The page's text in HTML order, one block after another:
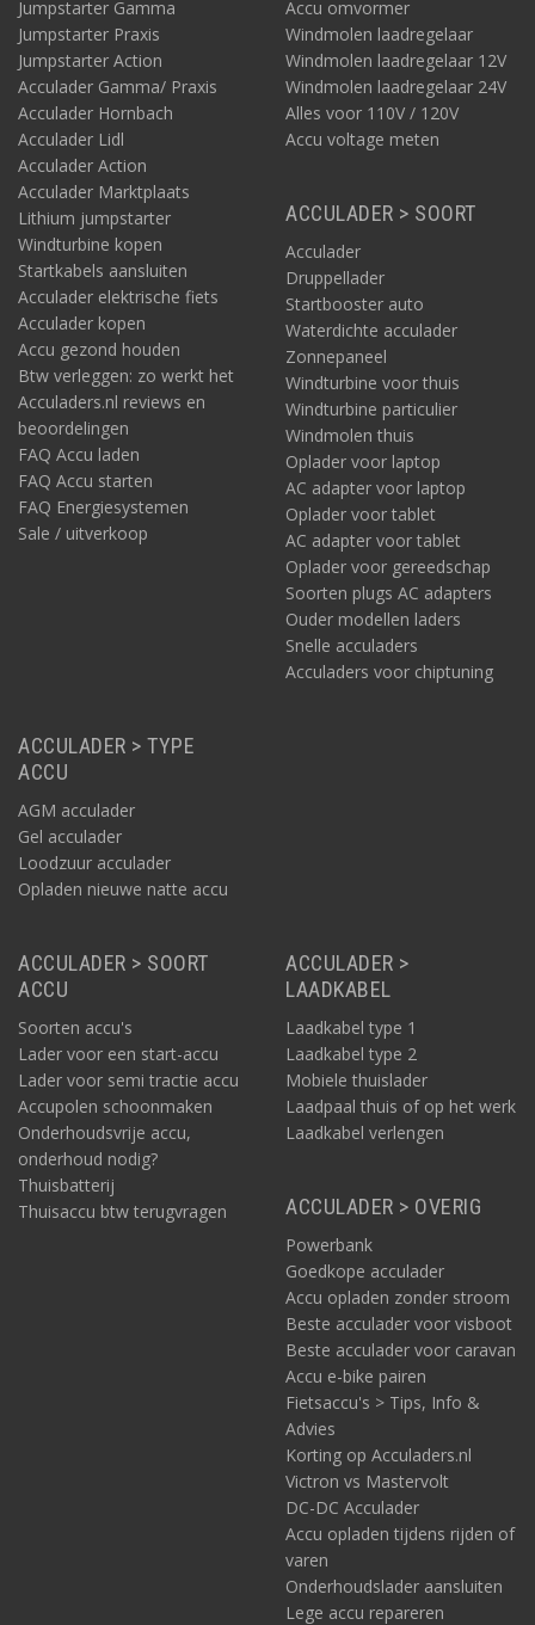
Jumpstarter Gamma
Jumpstarter Praxis
Jumpstarter Action
Acculader Gamma/ Praxis
Acculader Hornbach
Acculader Lidl
Acculader Action
Acculader Marktplaats
Lithium jumpstarter
Windturbine kopen
Startkabels aansluiten
Acculader elektrische fiets
Acculader kopen
Accu gezond houden
Btw verleggen: zo werkt het
Acculaders.nl reviews en
beoordelingen
FAQ Accu laden
FAQ Accu starten
FAQ Energiesystemen
Sale / uitverkoop
Accu omvormer
Windmolen laadregelaar
Windmolen laadregelaar 12V
Windmolen laadregelaar 24V
Alles voor 110V / 120V
Accu voltage meten
ACCULADER > SOORT
Acculader
Druppellader
Startbooster auto
Waterdichte acculader
Zonnepaneel
Windturbine voor thuis
Windturbine particulier
Windmolen thuis
Oplader voor laptop
AC adapter voor laptop
Oplader voor tablet
AC adapter voor tablet
Oplader voor gereedschap
Soorten plugs AC adapters
Ouder modellen laders
Snelle acculaders
Acculaders voor chiptuning
ACCULADER > TYPE
ACCU
AGM acculader
Gel acculader
Loodzuur acculader
Opladen nieuwe natte accu
ACCULADER > SOORT
ACCU
Soorten accu's
Lader voor een start-accu
Lader voor semi tractie accu
Accupolen schoonmaken
Onderhoudsvrije accu,
onderhoud nodig?
Thuisbatterij
Thuisaccu btw terugvragen
ACCULADER >
LAADKABEL
Laadkabel type 1
Laadkabel type 2
Mobiele thuislader
Laadpaal thuis of op het werk
Laadkabel verlengen
ACCULADER > OVERIG
Powerbank
Goedkope acculader
Accu opladen zonder stroom
Beste acculader voor visboot
Beste acculader voor caravan
Accu e-bike pairen
Fietsaccu's > Tips, Info &
Advies
Korting op Acculaders.nl
Victron vs Mastervolt
DC-DC Acculader
Accu opladen tijdens rijden of
varen
Onderhoudslader aansluiten
Lege accu repareren